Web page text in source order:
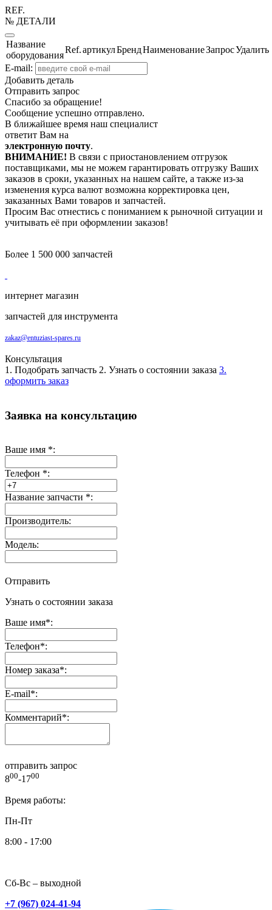
REF.
№ ДЕТАЛИ
Название
оборудования
Ref.артикулБрендНаименованиеЗапросУдалить
E-mail:
Добавить деталь
Отправить запрос
Спасибо за обращение!
Сообщение успешно отправлено.
В ближайшее время наш специалист
ответит Вам на
электронную почту.
ВНИМАНИЕ! В связи с приостановлением отгрузок
поставщиками, мы не можем гарантировать отгрузку Ваших
заказов в сроки, указанных на нашем сайте, а также из-за
изменения курса валют возможна корректировка цен,
заказанных Вами товаров и запчастей.
Просим Вас отнестись с пониманием к рыночной ситуации и
учитывать её при оформлении заказов!
Более 1 500 000 запчастей
интернет магазин
запчастей для инструмента
zakaz@entuziast-spares.ru
Консультация
1. Подобрать запчасть 2. Узнать о состоянии заказа 3.
оформить заказ
Заявка на консультацию
Ваше имя *:
Телефон *:
Название запчасти *:
Производитель:
Модель:
Отправить
Узнать о состоянии заказа
Ваше имя*:
Телефон*:
Номер заказа*:
E-mail*:
Комментарий*:
отправить запрос
800-1700
Время работы:
Пн-Пт
8:00 - 17:00
Сб-Вс – выходной
+7 (967) 024-41-94